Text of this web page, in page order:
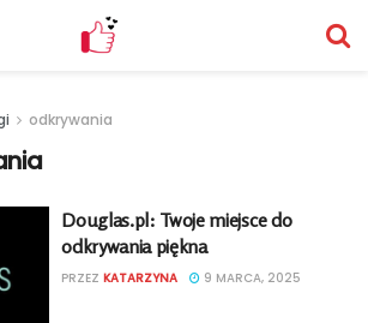
odkrywania
Douglas.pl: Twoje miejsce do
odkrywania piękna
PRZEZ KATARZYNA 9 MARCA, 2025